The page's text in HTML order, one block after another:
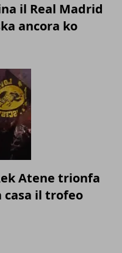
il Real Madrid
ancora ko
Atene trionfa
casa il trofeo